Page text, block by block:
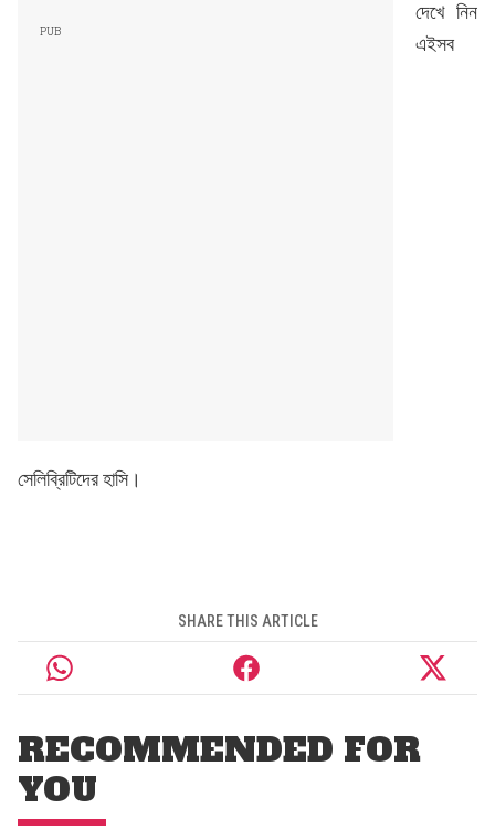
দেখে নিন
এইসব
সেলিব্রিটিদের হাসি।
SHARE THIS ARTICLE
RECOMMENDED FOR
YOU